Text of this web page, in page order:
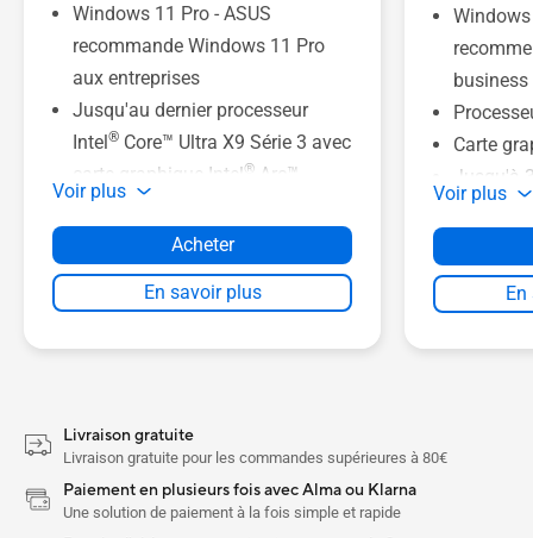
Windows 11 Pro - ASUS
recommande Windows 11 Pro
aux entreprises
Jusqu'au dernier processeur
Intel® Core™ Ultra X9 Série 3 avec
carte graphique Intel® Arc™
Jusqu'à 50 TOPS de
performance NPU
Jusqu'à un écran OLED Tandem
3K de 14 pouces avec une
0,99 kg et 10,9 mm d'épaisseur
Durabilité 9H grâce à la
technologie Nano Céramique
Le système de refroidissement à
Voir plus
Acheter
En savoir plus
Windows
business
Carte
Jusqu'à
Jusqu'à
Dalle
Voir plus
Livraison gratuite
Livraison gratuite pour les commandes supérieures à 80€
Paiement en plusieurs fois avec Alma ou Klarna
Une solution de paiement à la fois simple et rapide